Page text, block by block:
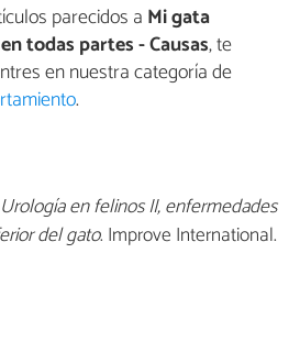
parecidos a Mi gata
todas partes - Causas, te
en nuestra categoría de
.
Urología en felinos II, enfermedades
del gato. Improve International.